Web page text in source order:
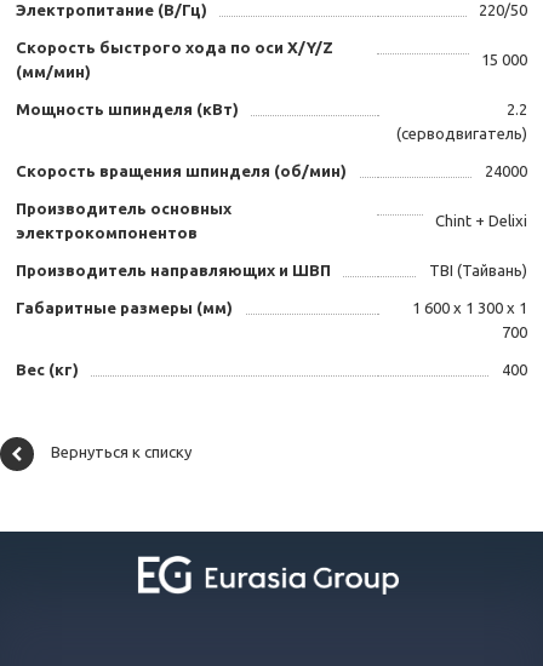
Электропитание (В/Гц) 220/50
Скорость быстрого хода по оси X/Y/Z
(мм/мин)
15 000
Мощность шпинделя (кВт)
2.2
(серводвигатель)
Скорость вращения шпинделя (об/мин) 24000
Производитель основных
электрокомпонентов
Chint + Delixi
Производитель направляющих и ШВП TBI (Тайвань)
Габаритные размеры (мм)
1 600 х 1 300 х 1
700
Вес (кг) 400
Вернуться к списку